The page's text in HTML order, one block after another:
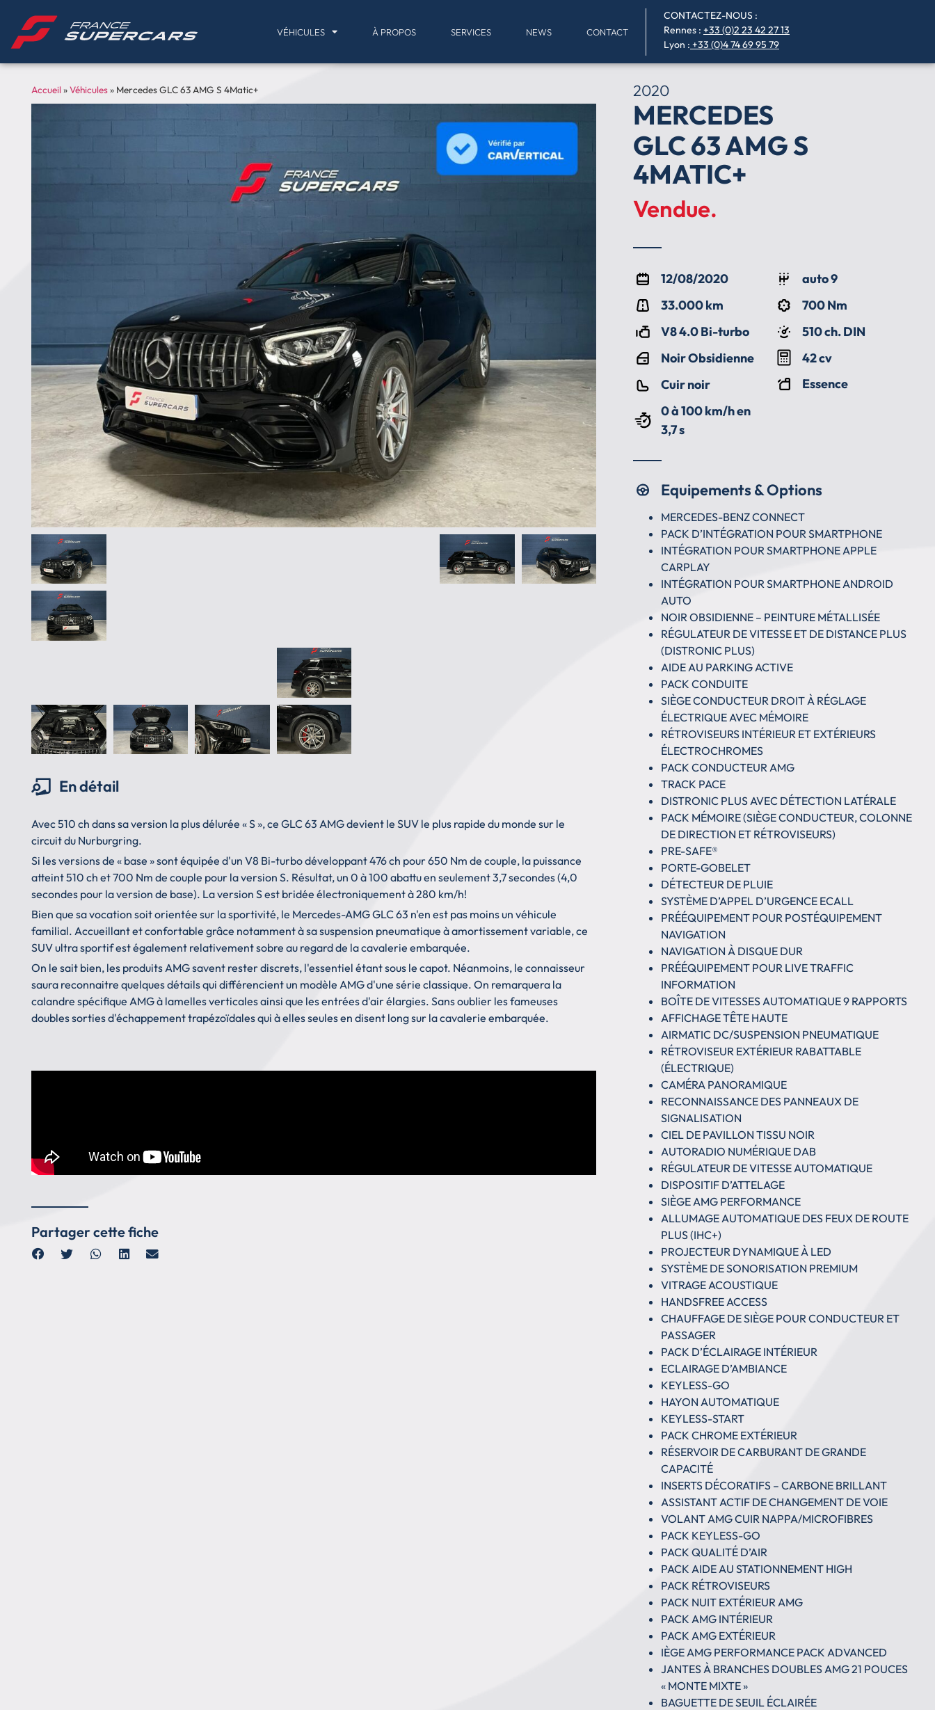
VÉHICULES À PROPOS SERVICES NEWS CONTACT
CONTACTEZ-NOUS :
Rennes : +33 (0)2 23 42 27 13
Lyon : +33 (0)4 74 69 95 79
Accueil»Véhicules» Mercedes GLC 63 AMG S 4Matic+
En détail
Avec 510 ch dans sa version la plus délurée « S », ce GLC 63 AMG devient le SUV le plus rapide du monde sur le
circuit du Nurburgring.
Si les versions de « base » sont équipée d'un V8 Bi-turbo développant 476 ch pour 650 Nm de couple, la puissance
atteint 510 ch et 700 Nm de couple pour la version S. Résultat, un 0 à 100 abattu en seulement 3,7 secondes (4,0
secondes pour la version de base). La version S est bridée électroniquement à 280 km/h!
Bien que sa vocation soit orientée sur la sportivité, le Mercedes-AMG GLC 63 n'en est pas moins un véhicule
familial. Accueillant et confortable grâce notamment à sa suspension pneumatique à amortissement variable, ce
SUV ultra sportif est également relativement sobre au regard de la cavalerie embarquée.
On le sait bien, les produits AMG savent rester discrets, l'essentiel étant sous le capot. Néanmoins, le connaisseur
saura reconnaitre quelques détails qui différencient un modèle AMG d'une série classique. On remarquera la
calandre spécifique AMG à lamelles verticales ainsi que les entrées d'air élargies. Sans oublier les fameuses
doubles sorties d'échappement trapézoïdales qui à elles seules en disent long sur la cavalerie embarquée.
Partager cette fiche
2020
MERCEDES
GLC 63 AMG S
4MATIC+
Vendue.
12/08/2020
33.000 km
V8 4.0 Bi-turbo
Noir Obsidienne
Cuir noir
0 à 100 km/h en
3,7 s
auto 9
700 Nm
510 ch. DIN
42 cv
Essence
Equipements & Options
MERCEDES-BENZ CONNECT
PACK D’INTÉGRATION POUR SMARTPHONE
INTÉGRATION POUR SMARTPHONE APPLE
CARPLAY
INTÉGRATION POUR SMARTPHONE ANDROID
AUTO
NOIR OBSIDIENNE – PEINTURE MÉTALLISÉE
RÉGULATEUR DE VITESSE ET DE DISTANCE PLUS
(DISTRONIC PLUS)
AIDE AU PARKING ACTIVE
PACK CONDUITE
SIÈGE CONDUCTEUR DROIT À RÉGLAGE
ÉLECTRIQUE AVEC MÉMOIRE
RÉTROVISEURS INTÉRIEUR ET EXTÉRIEURS
ÉLECTROCHROMES
PACK CONDUCTEUR AMG
TRACK PACE
DISTRONIC PLUS AVEC DÉTECTION LATÉRALE
PACK MÉMOIRE (SIÈGE CONDUCTEUR, COLONNE
DE DIRECTION ET RÉTROVISEURS)
PRE-SAFE®
PORTE-GOBELET
DÉTECTEUR DE PLUIE
SYSTÈME D’APPEL D’URGENCE ECALL
PRÉÉQUIPEMENT POUR POSTÉQUIPEMENT
NAVIGATION
NAVIGATION À DISQUE DUR
PRÉÉQUIPEMENT POUR LIVE TRAFFIC
INFORMATION
BOÎTE DE VITESSES AUTOMATIQUE 9 RAPPORTS
AFFICHAGE TÊTE HAUTE
AIRMATIC DC/SUSPENSION PNEUMATIQUE
RÉTROVISEUR EXTÉRIEUR RABATTABLE
(ÉLECTRIQUE)
CAMÉRA PANORAMIQUE
RECONNAISSANCE DES PANNEAUX DE
SIGNALISATION
CIEL DE PAVILLON TISSU NOIR
AUTORADIO NUMÉRIQUE DAB
RÉGULATEUR DE VITESSE AUTOMATIQUE
DISPOSITIF D’ATTELAGE
SIÈGE AMG PERFORMANCE
ALLUMAGE AUTOMATIQUE DES FEUX DE ROUTE
PLUS (IHC+)
PROJECTEUR DYNAMIQUE À LED
SYSTÈME DE SONORISATION PREMIUM
VITRAGE ACOUSTIQUE
HANDSFREE ACCESS
CHAUFFAGE DE SIÈGE POUR CONDUCTEUR ET
PASSAGER
PACK D’ÉCLAIRAGE INTÉRIEUR
ECLAIRAGE D’AMBIANCE
KEYLESS-GO
HAYON AUTOMATIQUE
KEYLESS-START
PACK CHROME EXTÉRIEUR
RÉSERVOIR DE CARBURANT DE GRANDE
CAPACITÉ
INSERTS DÉCORATIFS – CARBONE BRILLANT
ASSISTANT ACTIF DE CHANGEMENT DE VOIE
VOLANT AMG CUIR NAPPA/MICROFIBRES
PACK KEYLESS-GO
PACK QUALITÉ D’AIR
PACK AIDE AU STATIONNEMENT HIGH
PACK RÉTROVISEURS
PACK NUIT EXTÉRIEUR AMG
PACK AMG INTÉRIEUR
PACK AMG EXTÉRIEUR
IÈGE AMG PERFORMANCE PACK ADVANCED
JANTES À BRANCHES DOUBLES AMG 21 POUCES
« MONTE MIXTE »
BAGUETTE DE SEUIL ÉCLAIRÉE